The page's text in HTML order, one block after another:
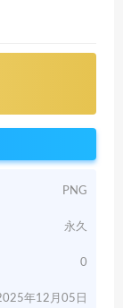
PNG
永久
0
年12月05日